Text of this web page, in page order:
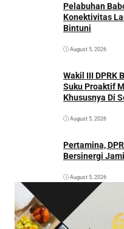
Pelabuhan
Konektivitas
Bintuni
August 5, 2026
Wakil III DPRK
Suku Proaktif
August 5, 2026
Pertamina,
Bersinergi
August 5, 2026